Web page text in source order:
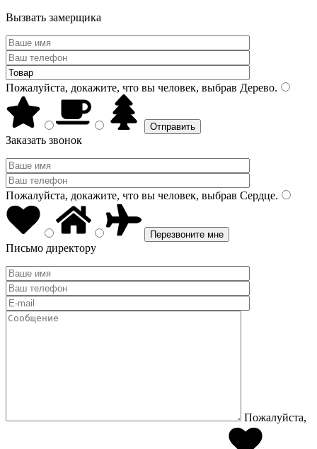
Вызвать замерщика
Пожалуйста, докажите, что вы человек, выбрав Дерево.
Заказать звонок
Пожалуйста, докажите, что вы человек, выбрав Сердце.
Письмо директору
Пожалуйста,